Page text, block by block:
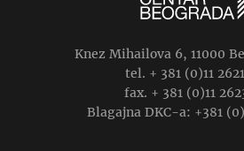
Knez Mihailova 6, 11000
tel. + 381 (0)11
fax. + 381 (0)11
Blagajna DKC-a: +381